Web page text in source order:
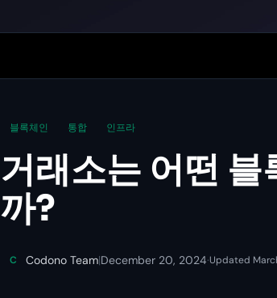
블록체인 통합 인프라
거래소는 어떤
까?
C Codono Team|December 20, 2024·Updated